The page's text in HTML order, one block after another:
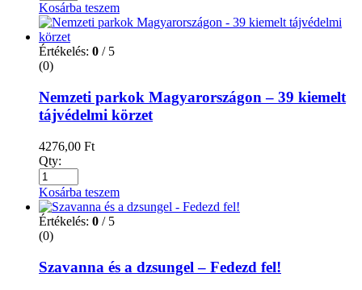
Kosárba teszem
Értékelés: 0 / 5
(0)
Nemzeti parkok Magyarországon – 39 kiemelt
tájvédelmi körzet
4276,00 Ft
Qty:
Kosárba teszem
Értékelés: 0 / 5
(0)
Szavanna és a dzsungel – Fedezd fel!